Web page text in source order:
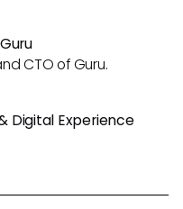
CTO of Guru.
Digital Experience